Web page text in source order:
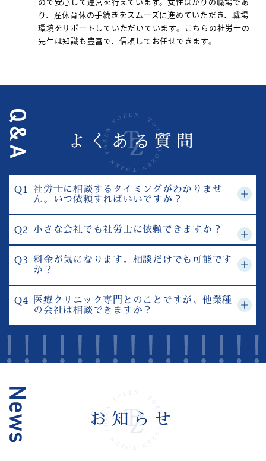
り、産休育休の手続きをスムーズに進めていただき、職場
環境をサポートしていただいています。こちらの社労士の
先生は知識も豊富で、信頼してお任せできます。
よくある質問
社労士に相談するタイミングがわかりませ
ん。いつ依頼すればいいですか？
開業前から経営中まで、いつでもOKです!
どんなタイミングでもお気軽にご相談ください。
小さな会社でも社労士に依頼できますか？
もちろんです！むしろ小規模な会社こそサポ
ートが重要です。
労務管理の専門知識がなくても、私たちが必要な手続
きをスムーズに対応します。1人目の採用からでもサ
ポート可能ですので、ご安心ください。
料金が気になります。相談だけでも可能です
か？
初回相談は無料です！
まずはお客様の状況をヒアリングし、必要なサポート
ます。
医療クリニック専門とのことですが、他業種
の会社は相談できますか？
はい、もちろん対応可能です。
りますが、それに限らず、飲食業、宿泊業、小売業、
お知らせ